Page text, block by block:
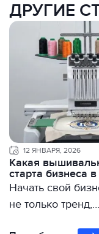
ДРУГИЕ
12 ЯНВАРЯ, 2026
Какая
старта бизнеса
Начать свой
не только тренд,…